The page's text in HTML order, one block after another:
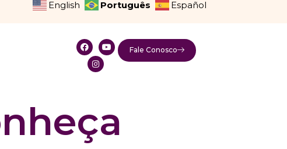
English Português Español
Fale Conosco